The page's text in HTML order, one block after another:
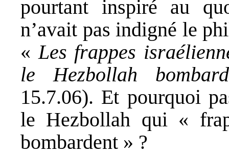
pourtant inspiré au
n’avait pas indigné le
« Les frappes
le Hezbollah
15.7.06). Et pourquoi
le Hezbollah qui «
bombardent » ?